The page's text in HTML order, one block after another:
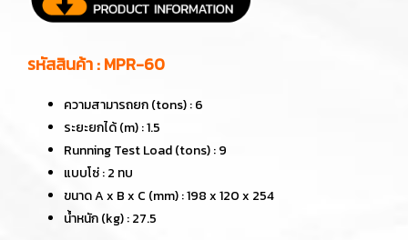
รหัสสินค้า : MPR-60
ความสามารถยก (tons) : 6
ระยะยกได้ (m) : 1.5
Running Test Load (tons) : 9
แบบโซ่ : 2 ทบ
ขนาด A x B x C (mm) : 198 x 120 x 254
น้ำหนัก (kg) : 27.5